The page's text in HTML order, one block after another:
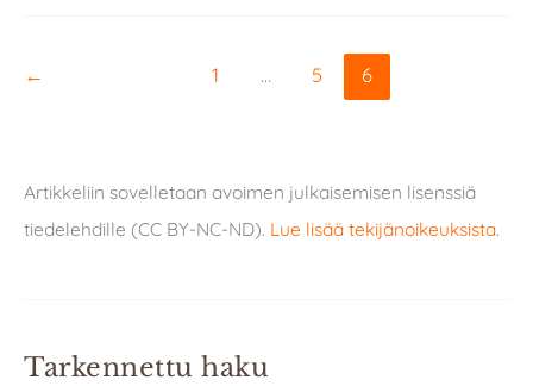
← 1 … 5 6
Artikkeliin sovelletaan avoimen julkaisemisen lisenssiä
tiedelehdille (CC BY-NC-ND). Lue lisää tekijänoikeuksista.
Tarkennettu haku